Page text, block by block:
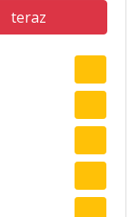
teraz